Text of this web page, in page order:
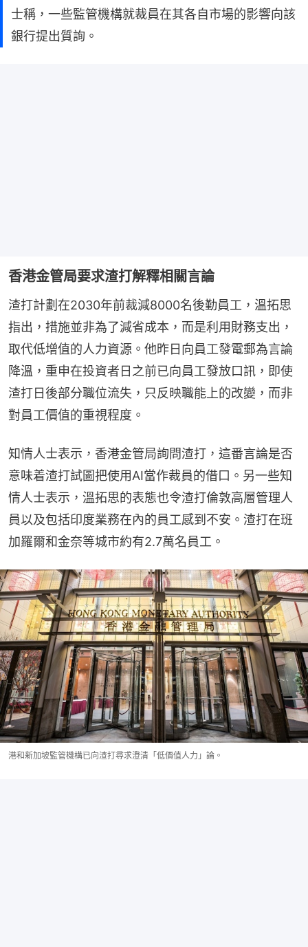
士稱，一些監管機構就裁員在其各自市場的影響向該
銀行提出質詢。
香港金管局要求渣打解釋相關言論
渣打計劃在2030年前裁減8000名後勤員工，溫拓思
指出，措施並非為了減省成本，而是利用財務支出，
取代低增值的人力資源。他昨日向員工發電郵為言論
降溫，重申在投資者日之前已向員工發放口訊，即使
渣打日後部分職位流失，只反映職能上的改變，而非
對員工價值的重視程度。
知情人士表示，香港金管局詢問渣打，這番言論是否
意味着渣打試圖把使用AI當作裁員的借口。另一些知
情人士表示，溫拓思的表態也令渣打倫敦高層管理人
員以及包括印度業務在內的員工感到不安。渣打在班
加羅爾和金奈等城市約有2.7萬名員工。
港和新加坡監管機構已向渣打尋求澄清「低價值人力」論。